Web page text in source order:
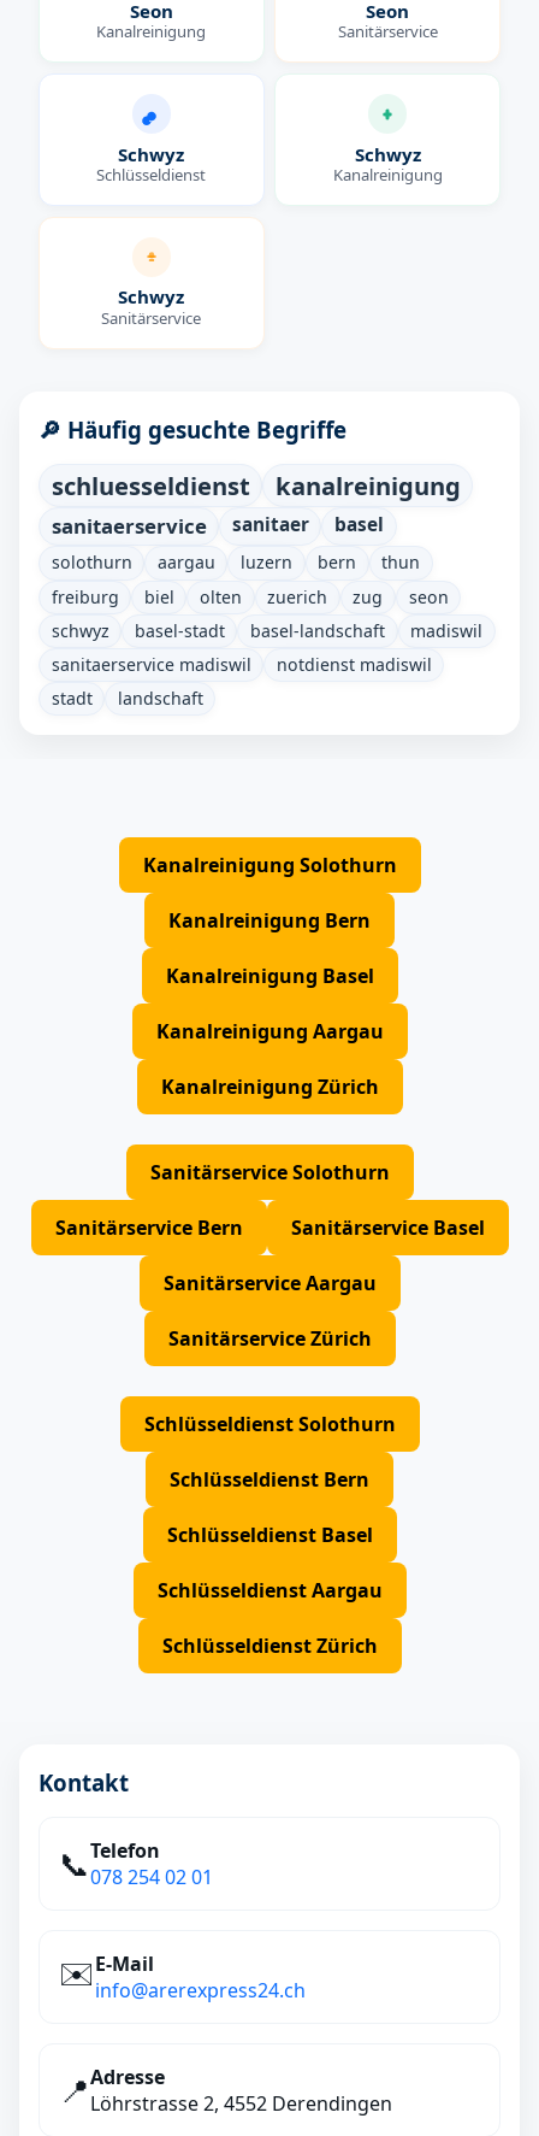
Seon
Kanalreinigung
Seon
Sanitärservice
Schwyz
Schlüsseldienst
Schwyz
Kanalreinigung
Schwyz
Sanitärservice
🔎 Häufig gesuchte Begriffe
schluesseldienst kanalreinigung
sanitaerservice sanitaer basel
solothurn aargau luzern bern
thun
freiburg
biel olten zuerich zug
seon
schwyz
basel-stadt basel-landschaft
madiswil
sanitaerservice madiswil
notdienst madiswil
stadt
landschaft
Kanalreinigung Solothurn
Kanalreinigung Bern
Kanalreinigung Basel
Kanalreinigung Aargau
Kanalreinigung Zürich
Sanitärservice Solothurn
Sanitärservice Bern Sanitärservice Basel
Sanitärservice Aargau
Sanitärservice Zürich
Schlüsseldienst Solothurn
Schlüsseldienst Bern
Schlüsseldienst Basel
Schlüsseldienst Aargau
Schlüsseldienst Zürich
Kontakt
📞Telefon
078 254 02 01
✉️E‑Mail
info@arerexpress24.ch
📍Adresse
Löhrstrasse 2, 4552 Derendingen